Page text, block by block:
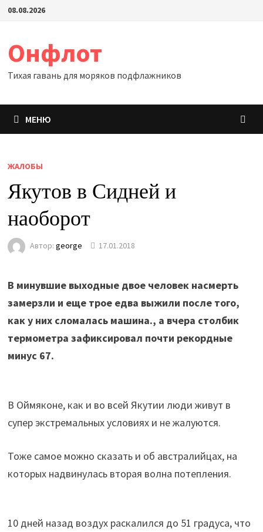
Перейти
08.08.2026
Онфлот
Тихая гавань для моряков подфлажников
МЕНЮ
ЖАЛОБЫ
Якутов в Сидней и
наоборот
Автор: george 17.01.2018
В минувшие выходные двое человек насмерть
замерзли и еще трое едва выжили после того,
как у них сломалась машина., а вчера столбик
термометра зафиксировал почти рекордные
минус 67.
В Оймяконе, как и во всей Якутии люди живут в
супер экстремальных условиях и не жалуются.
Тоже самое можно сказать и об австралийцах, на
которых надвинулась вторая волна потепления.
10 дней назад воздух раскалился до 51 градуса, что